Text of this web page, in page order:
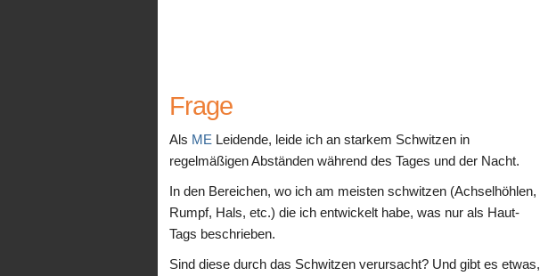
Frage
Als ME Leidende, leide ich an starkem Schwitzen in
regelmäßigen Abständen während des Tages und der Nacht.
In den Bereichen, wo ich am meisten schwitzen (Achselhöhlen,
Rumpf, Hals, etc.) die ich entwickelt habe, was nur als Haut-
Tags beschrieben.
Sind diese durch das Schwitzen verursacht? Und gibt es etwas,